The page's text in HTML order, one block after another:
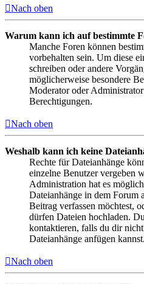
Nach oben
Warum kann ich auf bestimmte
Manche Foren können
vorbehalten sein. Um diese
schreiben oder andere
möglicherweise besondere
Moderator oder
Berechtigungen.
Nach oben
Weshalb kann ich keine
Rechte für Dateianhänge
einzelne Benutzer vergeben
Administration hat es
Dateianhänge in dem Forum
Beitrag verfassen möchtest,
dürfen Dateien hochladen.
kontaktieren, falls du dir
Dateianhänge anfügen kannst.
Nach oben